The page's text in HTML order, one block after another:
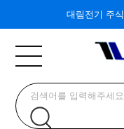
대림전기 주